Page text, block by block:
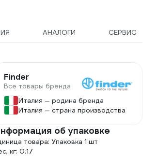
АНАЛОГИ СЕРВИС
Finder
Все товары бренда
Италия — родина бренда
Италия — страна производства
об упаковке
товара: Упаковка 1 шт
кг: 0.17